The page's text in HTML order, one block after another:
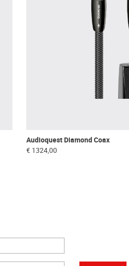
Audioquest Diamond Coax
€ 1324,00